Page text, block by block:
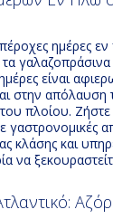
ημέρες
τα
είναι
στην απόλαυση
πλοίου. Ζήστε
κλάσης και
να